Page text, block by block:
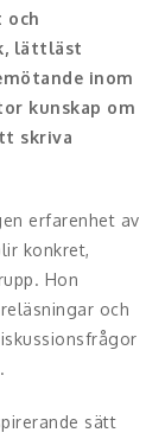
och
lättläst
inom
kunskap om
skriva
erfarenhet av
konkret,
Hon
och
sätt